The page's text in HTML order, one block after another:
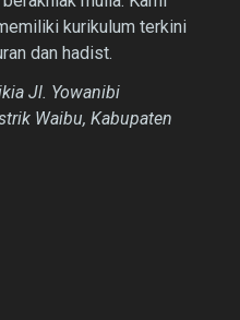
kurikulum terkini
dan hadist.
Jl. Yowanibi
Waibu, Kabupaten